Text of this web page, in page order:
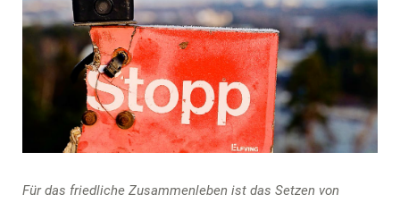
Für das friedliche Zusammenleben ist das Setzen von